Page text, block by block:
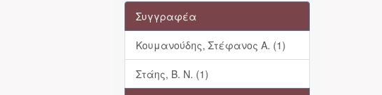
Συγγραφέα
Κουμανούδης, Στέφανος Α. (1)
Στάης, Β. Ν. (1)